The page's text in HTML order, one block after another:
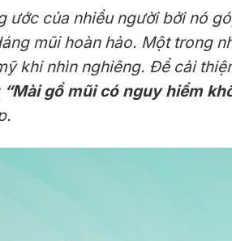
ước của nhiều người bởi nó
mũi hoàn hảo. Một trong
khi nhìn nghiêng. Để cải
“Mài gồ mũi có nguy hiểm